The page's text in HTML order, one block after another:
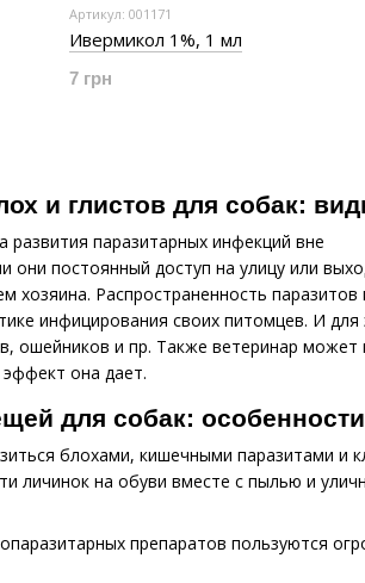
и глистов для собак:
развития паразитарных инфекций вне
они постоянный доступ на улицу или
хозяина. Распространенность
инфицирования своих питомцев. И
ошейников и пр. Также ветеринар
она дает.
для собак:
блохами, кишечными паразитами
личинок на обуви вместе с пылью и
препаратов пользуются
Артикул: 001171
Ивермикол 1%, 1 мл
7 грн